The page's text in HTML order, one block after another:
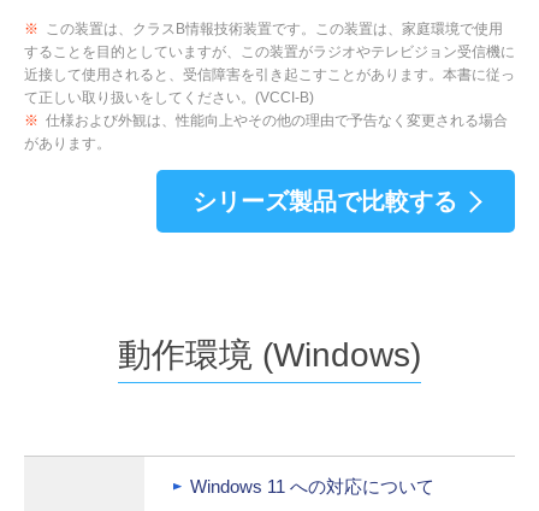
※ この装置は、クラスB情報技術装置です。この装置は、家庭環境で使用
することを目的としていますが、この装置がラジオやテレビジョン受信機に
近接して使用されると、受信障害を引き起こすことがあります。本書に従っ
て正しい取り扱いをしてください。(VCCI-B)
※ 仕様および外観は、性能向上やその他の理由で予告なく変更される場合
があります。
シリーズ製品で比較する
動作環境 (Windows)
Windows 11 への対応について